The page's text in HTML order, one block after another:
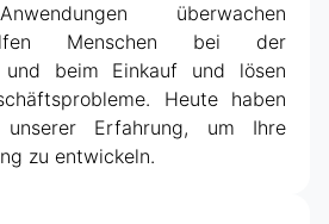
überwachen
Menschen bei der
und beim Einkauf und lösen
Heute haben
Erfahrung, um Ihre
zu entwickeln.